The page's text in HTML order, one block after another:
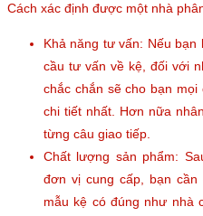
Cách xác định được một nhà
Khả năng tư vấn: Nếu bạn
cầu tư vấn về kệ, đối với
chắc chắn sẽ cho bạn
chi tiết nhất. Hơn nữa
từng câu giao tiếp.
Chất lượng sản phẩm:
đơn vị cung cấp, bạn
mẫu kệ có đúng như nhà